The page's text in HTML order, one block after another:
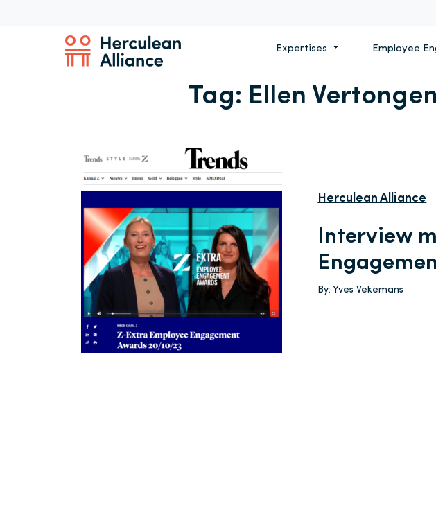
Expertises Employee
Tag: Ellen Vertongen
Herculean Alliance
Interview
By: Yves Vekemans